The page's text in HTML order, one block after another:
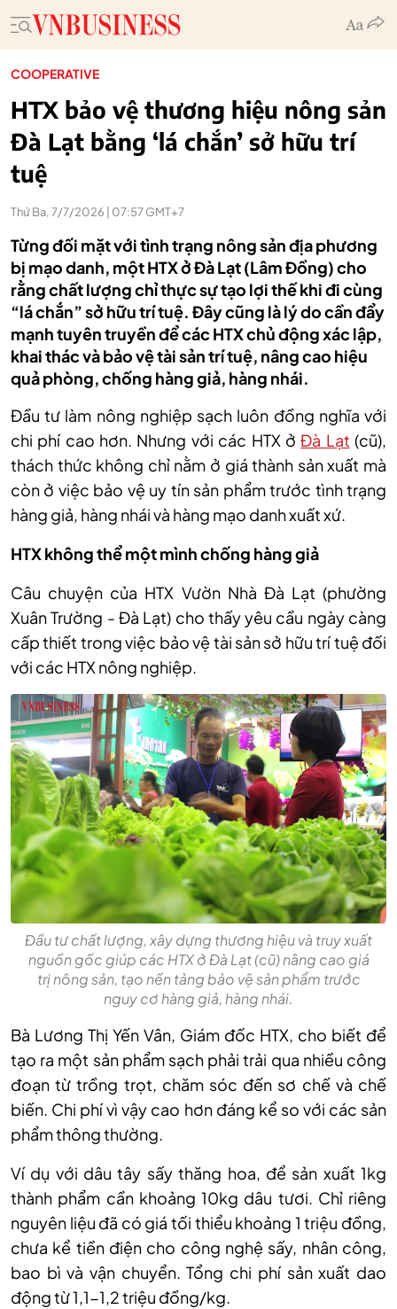
COOPERATIVE
HTX bảo vệ thương hiệu nông sản
Đà Lạt bằng ‘lá chắn’ sở hữu trí
tuệ
Thứ Ba, 7/7/2026 | 07:57 GMT+7
Từng đối mặt với tình trạng nông sản địa phương
bị mạo danh, một HTX ở Đà Lạt (Lâm Đồng) cho
rằng chất lượng chỉ thực sự tạo lợi thế khi đi cùng
“lá chắn” sở hữu trí tuệ. Đây cũng là lý do cần đẩy
mạnh tuyên truyền để các HTX chủ động xác lập,
khai thác và bảo vệ tài sản trí tuệ, nâng cao hiệu
quả phòng, chống hàng giả, hàng nhái.
Đầu tư làm nông nghiệp sạch luôn đồng nghĩa với
chi phí cao hơn. Nhưng với các HTX ởĐà Lạt (cũ),
thách thức không chỉ nằm ở giá thành sản xuất mà
còn ở việc bảo vệ uy tín sản phẩm trước tình trạng
hàng giả, hàng nhái và hàng mạo danh xuất xứ.
HTX không thể một mình chống hàng giả
Câu chuyện của HTX Vườn Nhà Đà Lạt (phường
Xuân Trường - Đà Lạt) cho thấy yêu cầu ngày càng
cấp thiết trong việc bảo vệ tài sản sở hữu trí tuệ đối
với các HTX nông nghiệp.
Đầu tư chất lượng, xây dựng thương hiệu và truy xuất
nguồn gốc giúp các HTX ở Đà Lạt (cũ) nâng cao giá
trị nông sản, tạo nền tảng bảo vệ sản phẩm trước
nguy cơ hàng giả, hàng nhái.
Bà Lương Thị Yến Vân, Giám đốc HTX, cho biết để
tạo ra một sản phẩm sạch phải trải qua nhiều công
đoạn từ trồng trọt, chăm sóc đến sơ chế và chế
biến. Chi phí vì vậy cao hơn đáng kể so với các sản
phẩm thông thường.
Ví dụ với dâu tây sấy thăng hoa, để sản xuất 1kg
thành phẩm cần khoảng 10kg dâu tươi. Chỉ riêng
nguyên liệu đã có giá tối thiểu khoảng 1 triệu đồng,
chưa kể tiền điện cho công nghệ sấy, nhân công,
bao bì và vận chuyển. Tổng chi phí sản xuất dao
động từ 1,1-1,2 triệu đồng/kg.